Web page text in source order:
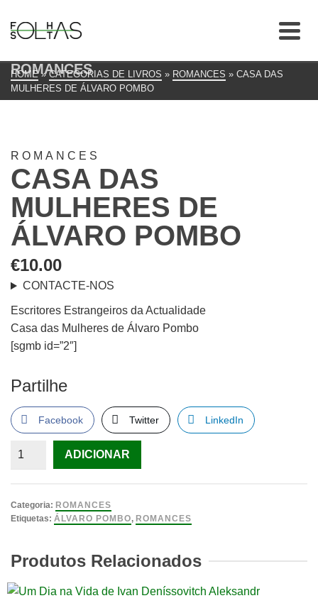
ROMANCES
HOME » CATEGORIAS DE LIVROS » ROMANCES » CASA DAS
MULHERES DE ÁLVARO POMBO
ROMANCES
CASA DAS
MULHERES DE
ÁLVARO POMBO
€10.00
CONTACTE-NOS
Escritores Estrangeiros da Actualidade
Casa das Mulheres de Álvaro Pombo
[sgmb id=”2″]
Partilhe
Facebook Twitter LinkedIn
Quantidade
das
Mulheres
Álvaro
ADICIONAR
Categoria: ROMANCES
Etiquetas: ÁLVARO POMBO, ROMANCES
Produtos Relacionados